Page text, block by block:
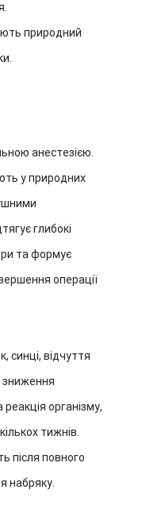
природний
анестезією.
у природних
глибокі
та формує
операції
синці, відчуття
зниження
організму,
тижнів.
після повного
набряку.